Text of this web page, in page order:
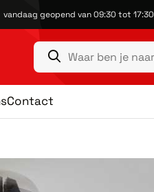
vandaag geopend van 09:30 tot 17:30
Contact